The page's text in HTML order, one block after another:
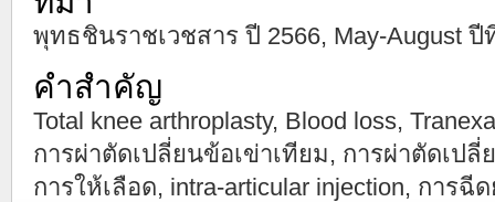
พุทธชินราชเวชสาร ปี 2566, May-August
คำสำคัญ
Total knee arthroplasty, Blood loss,
การผ่าตัดเปลี่ยนข้อเข่าเทียม, การผ่าตัดเปลี่
การให้เลือด, intra-articular injection, การฉี